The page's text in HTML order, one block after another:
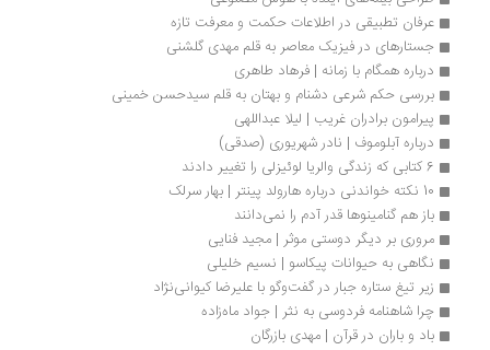
عرفان تطبیقی در اطلاعات حکمت و معرفت تازه
جستارهای در فیزیک معاصر به قلم مهدی گلشنی
درباره همگام با زمانه | فرهاد طاهری
بررسی حکم شرعی دشنام و بهتان به قلم سیدحسن خمینی
پیرامون برادران غریب | لیلا عبداللهی
درباره آبلوموف | نادر شهریوری (صدقی)
باز هم گنامینوها قدر آدم را نمی‌دانند
مروری بر دیگر دوستی موثر | مجید فنایی
نگاهی به حیوانات پیکاسو | نسیم خلیلی
زیر تیغ ستاره جبار در گفت‌وگو با علیرضا کیوانی‌نژاد
چرا شاهنامه فردوسی به نثر | جواد ماه‌زاده
باد و باران در قرآن | مهدی بازرگان